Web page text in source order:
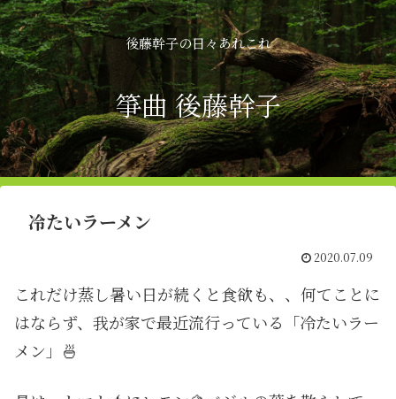
後藤幹子の日々あれこれ
箏曲 後藤幹子
冷たいラーメン
2020.07.09
これだけ蒸し暑い日が続くと食欲も、、何てことに
はならず、我が家で最近流行っている「冷たいラー
メン」🍜